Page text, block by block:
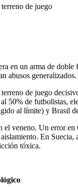
de juego
en un arma de
de juego
50% de futbolistas,
al límite) y Brasil
veneno. Un error
En
tóxica.